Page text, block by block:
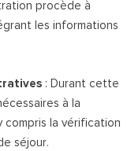
procède à
les informations
: Durant cette
à la
compris la vérification
séjour.